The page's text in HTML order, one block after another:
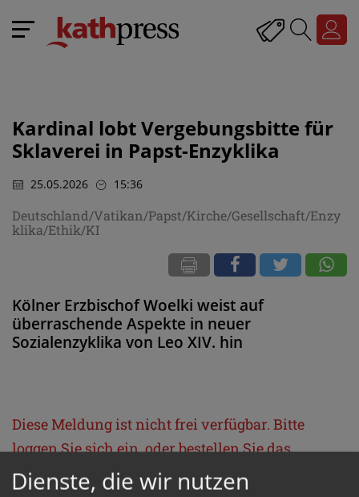
Kardinal lobt Vergebungsbitte für
Sklaverei in Papst-Enzyklika
25.05.2026 15:36
Deutschland/Vatikan/Papst/Kirche/Gesellschaft/Enzy
klika/Ethik/KI
Kölner Erzbischof Woelki weist auf
überraschende Aspekte in neuer
Sozialenzyklika von Leo XIV. hin
Diese Meldung ist nicht frei verfügbar. Bitte
loggen Sie sich ein, oder bestellen Sie das
Produkt
Kathpress_online
Dienste, die wir nutzen